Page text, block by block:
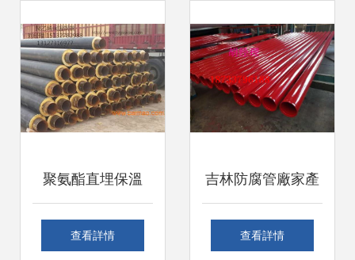
聚氨酯直埋保溫
管、3PE與環氧煤
查看詳情
吉林防腐管廠家產
品認證 管件品質與
查看詳情